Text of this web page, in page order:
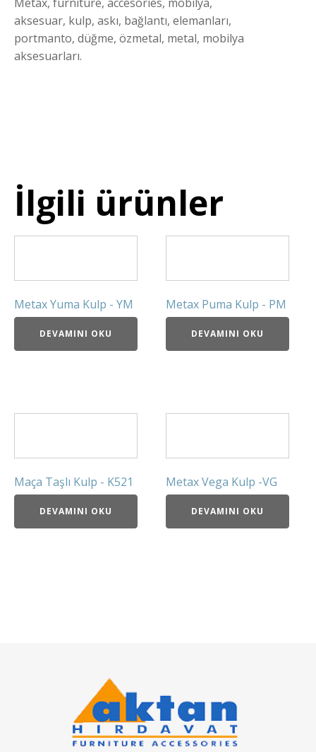
aksesuar, kulp, askı, bağlantı, elemanları,
portmanto, düğme, özmetal, metal, mobilya
aksesuarları.
İlgili ürünler
Metax Yuma Kulp - YM
DEVAMINI OKU
Metax Puma Kulp - PM
DEVAMINI OKU
Maça Taşlı Kulp - K521
DEVAMINI OKU
Metax Vega Kulp -VG
DEVAMINI OKU